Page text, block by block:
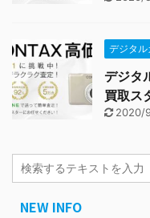
デジタル
デジタ
買取ス
2020/
NEW INFO